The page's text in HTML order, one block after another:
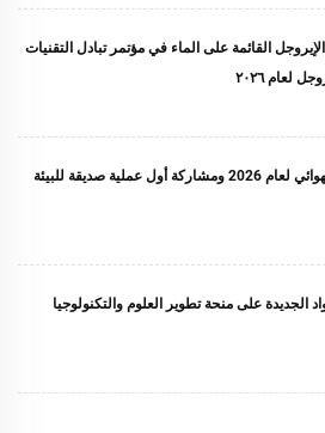
القائمة على الماء في مؤتمر تبادل التقنيات
لعام ٢٠٢٦
مُدعَوٌ لحضور مؤتمر تبادل الجِل الهوائي لعام 2026 ومشاركة أول عملية صديقة للبيئة
على منحة تطوير العلوم والتكنولوجيا